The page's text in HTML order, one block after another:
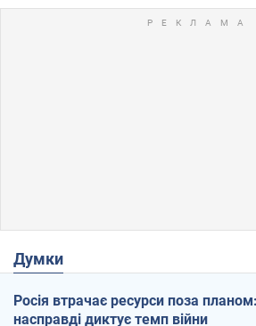
Думки
Росія втрачає ресурси поза
насправді диктує темп війни